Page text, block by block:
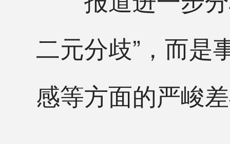
二元分歧”，而是
感等方面的严峻